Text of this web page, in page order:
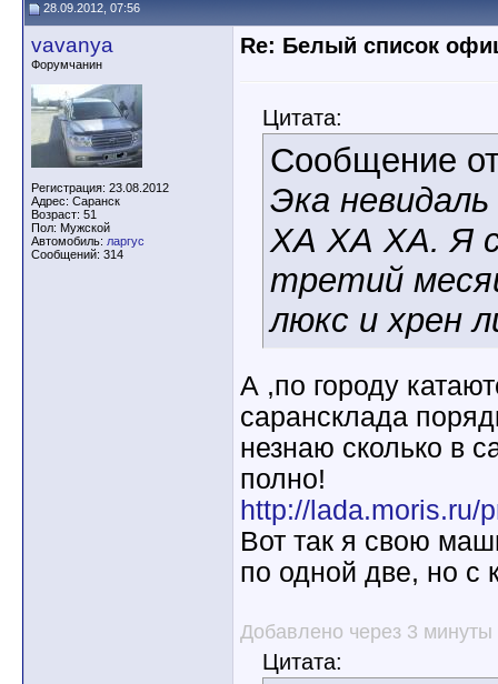
28.09.2012, 07:56
vavanya
Форумчанин
Регистрация: 23.08.2012
Адрес: Саранск
Возраст: 51
Пол: Мужской
Автомобиль: ларгус
Сообщений: 314
Re: Белый список
Цитата:
Сообщение
Эка
ХА ХА ХА. Я
третий
люкс и хрен
А ,по городу
сарансклада
незнаю сколько в
полно!
http://lada.moris.ru/
Вот так я свою
по одной две, но с
Добавлено через 3 минуты
Цитата: